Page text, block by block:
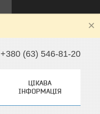
+380 (63) 546-81-20
ЦІКАВА
ІНФОРМАЦІЯ